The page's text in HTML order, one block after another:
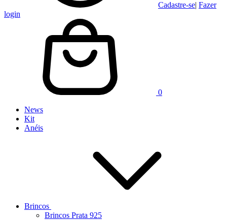
Cadastre-se| Fazer
login
0
News
Kit
Anéis
Brincos
Brincos Prata 925